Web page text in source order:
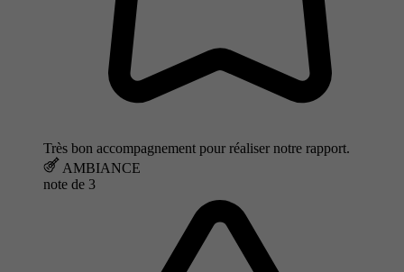
Très bon accompagnement pour réaliser notre rapport.
AMBIANCE
note de 3